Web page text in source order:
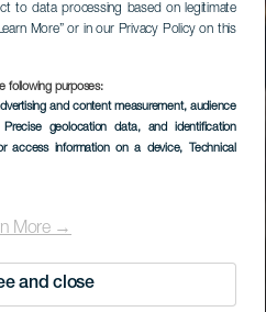
to data processing based on legitimate
More” or in our Privacy Policy on this
following purposes:
and content measurement, audience
geolocation data, and identification
access information on a device, Technical
More →
and close